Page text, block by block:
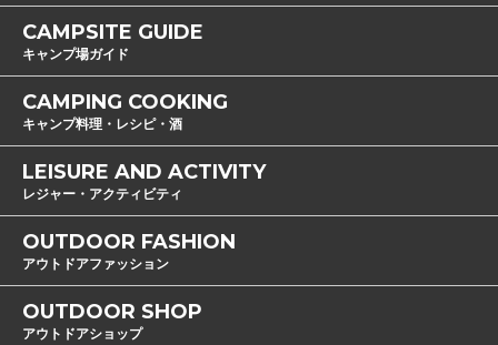
CAMPSITE GUIDE
キャンプ場ガイド
CAMPING COOKING
キャンプ料理・レシピ・酒
LEISURE AND ACTIVITY
レジャー・アクティビティ
OUTDOOR FASHION
アウトドアファッション
OUTDOOR SHOP
アウトドアショップ